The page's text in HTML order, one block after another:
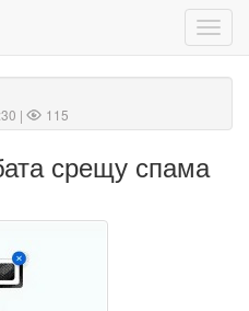
| 115
срещу спама